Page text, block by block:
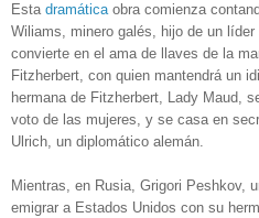
Esta dramáticaobra comienza
Wiliams, minero galés, hijo de un
convierte en el ama de llaves de la
Fitzherbert, con quien mantendrá un
hermana de Fitzherbert, Lady Maud,
voto de las mujeres, y se casa en
Ulrich, un diplomático alemán.
Mientras, en Rusia, Grigori Peshkov,
emigrar a Estados Unidos con su